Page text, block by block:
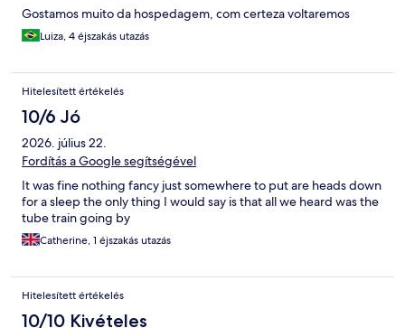
Gostamos muito da hospedagem, com certeza voltaremos
Luiza, 4 éjszakás utazás
Hitelesített értékelés
10/6 Jó
2026. július 22.
Fordítás a Google segítségével
It was fine nothing fancy just somewhere to put are heads down
for a sleep the only thing I would say is that all we heard was the
tube train going by
Catherine, 1 éjszakás utazás
Hitelesített értékelés
10/10 Kivételes